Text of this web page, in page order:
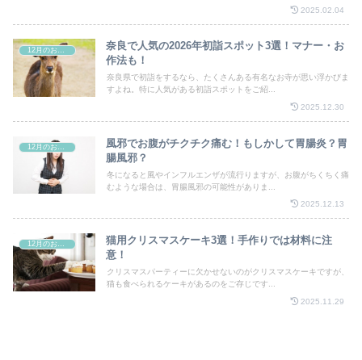
2025.02.04
奈良で人気の2026年初詣スポット3選！マナー・お
作法も！
奈良県で初詣をするなら、たくさんある有名なお寺が思い浮かびま
すよね。特に人気がある初詣スポットをご紹...
2025.12.30
風邪でお腹がチクチク痛む！もしかして胃腸炎？胃
腸風邪？
冬になると風やインフルエンザが流行りますが、お腹がちくちく痛
むような場合は、胃腸風邪の可能性がありま...
2025.12.13
12月のお祭り
猫用クリスマスケーキ3選！手作りでは材料に注
意！
クリスマスパーティーに欠かせないのがクリスマスケーキですが、
猫も食べられるケーキがあるのをご存じです...
2025.11.29